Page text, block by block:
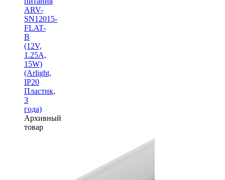
ARV-
SN12015-
FLAT-
B
(12V,
1.25A,
15W)
(Arlight,
IP20
Пластик,
3
года)
Архивный
товар